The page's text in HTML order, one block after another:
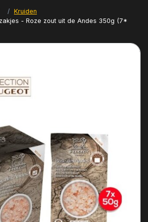
Kruiden
- Roze zout uit de Andes 350g (7*